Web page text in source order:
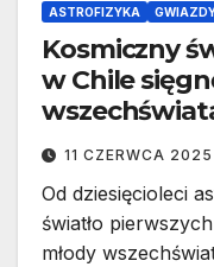
ASTROFIZYKA
Kosmiczny
w Chile
11 CZERWCA 2025
Od dziesięcioleci
światło
młody